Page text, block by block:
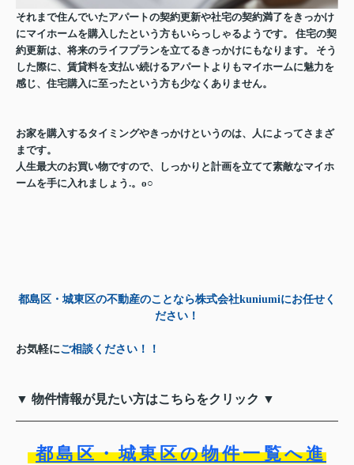
それまで住んでいたアパートの契約更新や社宅の契約満了をきっかけ
にマイホームを購入したという方もいらっしゃるようです。 住宅の契
約更新は、将来のライフプランを立てるきっかけにもなります。 そう
した際に、賃貸料を支払い続けるアパートよりもマイホームに魅力を
感じ、住宅購入に至ったという方も少なくありません。
お家を購入するタイミングやきっかけというのは、人によってさまざ
まです。
人生最大のお買い物ですので、しっかりと計画を立てて素敵なマイホ
ームを手に入れましょう.。o○
都島区・城東区の不動産のことなら株式会社kuniumiにお任せく
ださい！
お気軽にご相談ください！！
▼ 物件情報が見たい方はこちらをクリック ▼
都島区・城東区の物件一覧へ進